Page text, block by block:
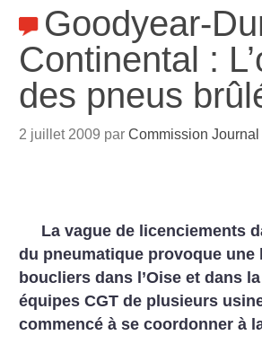
Goodyear-
Continental :
des pneus
2 juillet 2009 parCommission Journal
La vague de licenciements
du pneumatique provoque une
boucliers dans l’Oise et dans
équipes CGT de plusieurs
commencé à se coordonner à